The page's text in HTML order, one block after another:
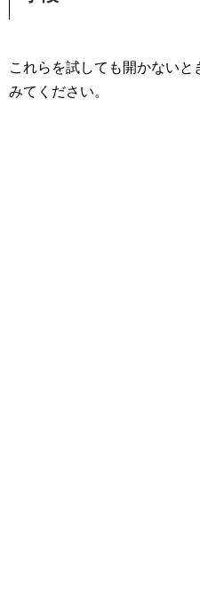
これらを試しても開かない
みてください。